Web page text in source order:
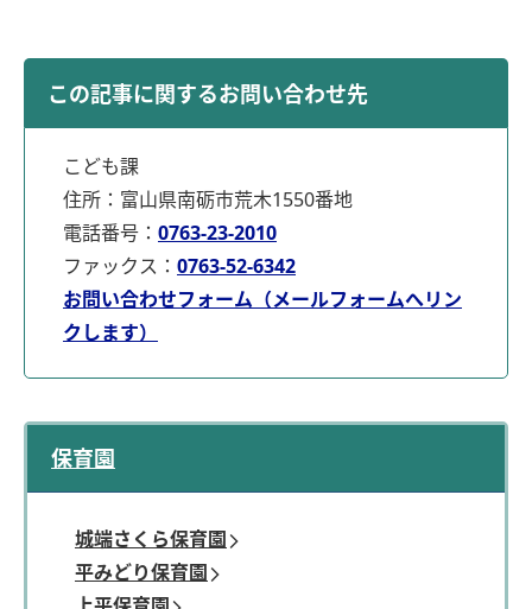
この記事に関するお問い合わせ先
こども課
住所：富山県南砺市荒木1550番地
電話番号： 0763-23-2010
ファックス： 0763-52-6342
お問い合わせフォーム（メールフォームへリン
クします）
保育園
城端さくら保育園
平みどり保育園